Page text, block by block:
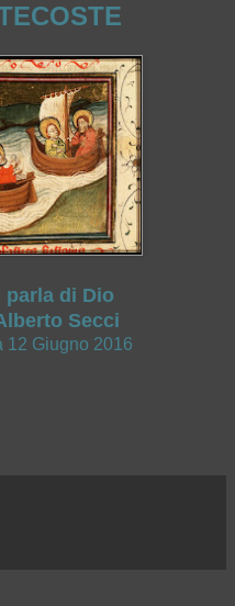
parla di Dio
Secci
12 Giugno 2016